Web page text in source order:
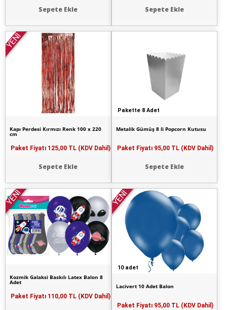
Sepete Ekle Sepete Ekle
YENİ
Kapı Perdesi Kırmızı Renk 100 x 220
cm
Paket Fiyatı 125,00 TL (KDV Dahil)
Sepete Ekle
Pakette 8 Adet
Metalik Gümüş 8 li Popcorn Kutusu
Paket Fiyatı 95,00 TL (KDV Dahil)
Sepete Ekle
YENİ
Kozmik Galaksi Baskılı Latex Balon 8
Adet
Paket Fiyatı 110,00 TL (KDV Dahil)
10 adet
YENİ
Lacivert 10 Adet Balon
Paket Fiyatı 95,00 TL (KDV Dahil)